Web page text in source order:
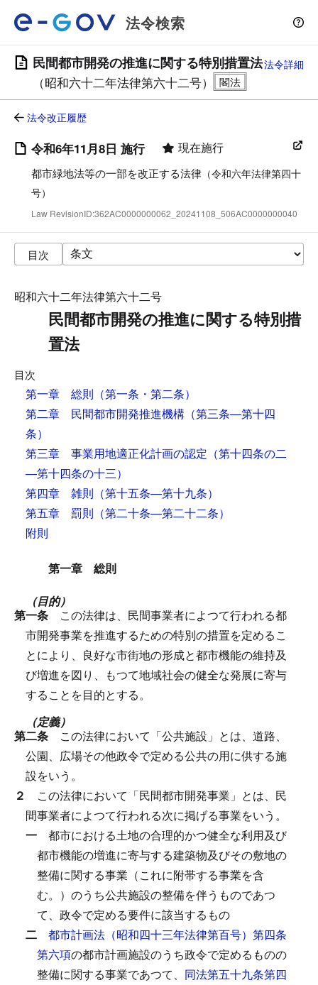
法令検索
民間都市開発の推進に関する特別措置法
（昭和六十二年法律第六十二号）
法令詳細
法令改正履歴
令和6年11月8日 施行 現在施行
都市緑地法等の一部を改正する法律 （令和六年法律第四十
号）
Law RevisionID:362AC0000000062_20241108_506AC0000000040
目次
昭和六十二年法律第六十二号
民間都市開発の推進に関する特別措
置法
目次
第一章 総則 （第一条・第二条）
第二章 民間都市開発推進機構 （第三条―第十四
条）
第三章 事業用地適正化計画の認定 （第十四条の二
―第十四条の十三）
第四章 雑則 （第十五条―第十九条）
第五章 罰則 （第二十条―第二十二条）
附則
第一章 総則
（目的）
第一条 この法律は、民間事業者によつて行われる都
市開発事業を推進するための特別の措置を定めるこ
とにより、良好な市街地の形成と都市機能の維持及
び増進を図り、もつて地域社会の健全な発展に寄与
することを目的とする。
（定義）
第二条 この法律において「公共施設」とは、道路、
公園、広場その他政令で定める公共の用に供する施
設をいう。
２ この法律において「民間都市開発事業」とは、民
間事業者によつて行われる次に掲げる事業をいう。
一 都市における土地の合理的かつ健全な利用及び
都市機能の増進に寄与する建築物及びその敷地の
整備に関する事業（これに附帯する事業を含
む。）のうち公共施設の整備を伴うものであつ
て、政令で定める要件に該当するもの
二 都市計画法（昭和四十三年法律第百号）第四条
第六項の都市計画施設のうち政令で定めるものの
整備に関する事業であつて、 同法第五十九条第四